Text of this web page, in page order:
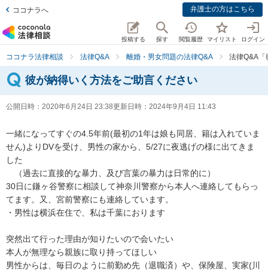
ココナラへ 弁護士の方はこちら
投稿する 探す 閲覧履歴 マイリスト ログイン
ココナラ法律相談 法律Q&A 離婚・男女問題の法律Q&A 法律Q&A「
彼が納得いく方法をご助言ください
公開日時： 2020年6月24日 23:38更新日時： 2024年9月4日 11:43
一緒になってすぐの4.5年前(最初の1年は娘も同居、籍は入れていま
せん)よりDVを受け、男性の家から、5/27に夜逃げの様に出てきま
した
（過去に直接的な暴力、及び言葉の暴力は日常的に）
30日に鎌ヶ谷警察に相談して神奈川警察から本人へ連絡してもらっ
てます。又、宮前警察にも連絡しています。
・男性は横浜在住で、私は千葉におります
突然出て行った理由が知りたいので会いたい
本人が無理なら親族に取り持ってほしい
男性からは、毎日のように前勤め先（退職済）や、保険屋、実家(川